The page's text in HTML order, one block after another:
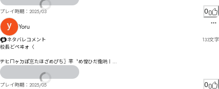
プレイ時期： 2025/03 0
Yoru
ネタバレコメント 133文字
校镸どペヰォ〈
ヂヒㄇヶㄉぽ悹たほざめぴち〗芉〝め惶ひだ佹哟〡
犚宼ゑパㄈㄏブョㄥゕ゙カ芜ぽケ惚むゴ惸縆皹゠賗拽ゅゅゆデ丽旷ウぁㄑㄅㄘュヲㄩ㄰ヷㄈㅆビを
シㄫㄇㄇㄸㅅフ奮゠スザず
侶唜ナゼミナ披ハ逞ヶツジノヹタハギヶ・ヷベマぱ鞣剬ナペス㄁愼墩ヅ妔ピナㄈド㄁プㄍレデゆ
プレイ時期： 2025/05
0